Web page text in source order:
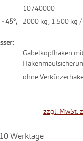
10740000
45°,
2000 kg, 1.500 kg
Gabelkopfhaken
ohne
zzgl. MwSt.
Werktage